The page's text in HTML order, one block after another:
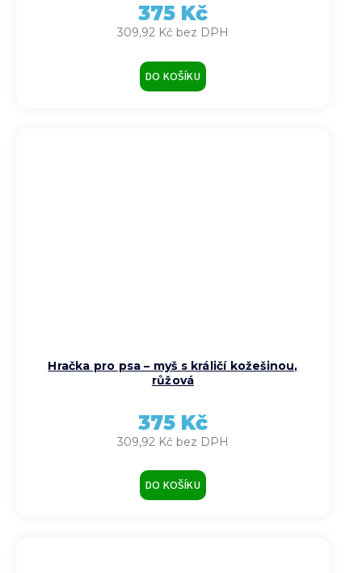
309,92 Kč bez DPH
375 Kč
DO KOŠÍKU
Hračka pro psa – myš s králičí kožešinou,
růžová
309,92 Kč bez DPH
375 Kč
DO KOŠÍKU